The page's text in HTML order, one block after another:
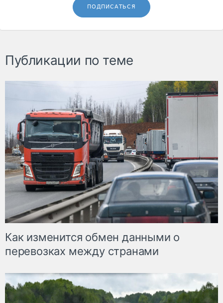
ПОДПИСАТЬСЯ
Публикации по теме
Как изменится обмен данными о
перевозках между странами